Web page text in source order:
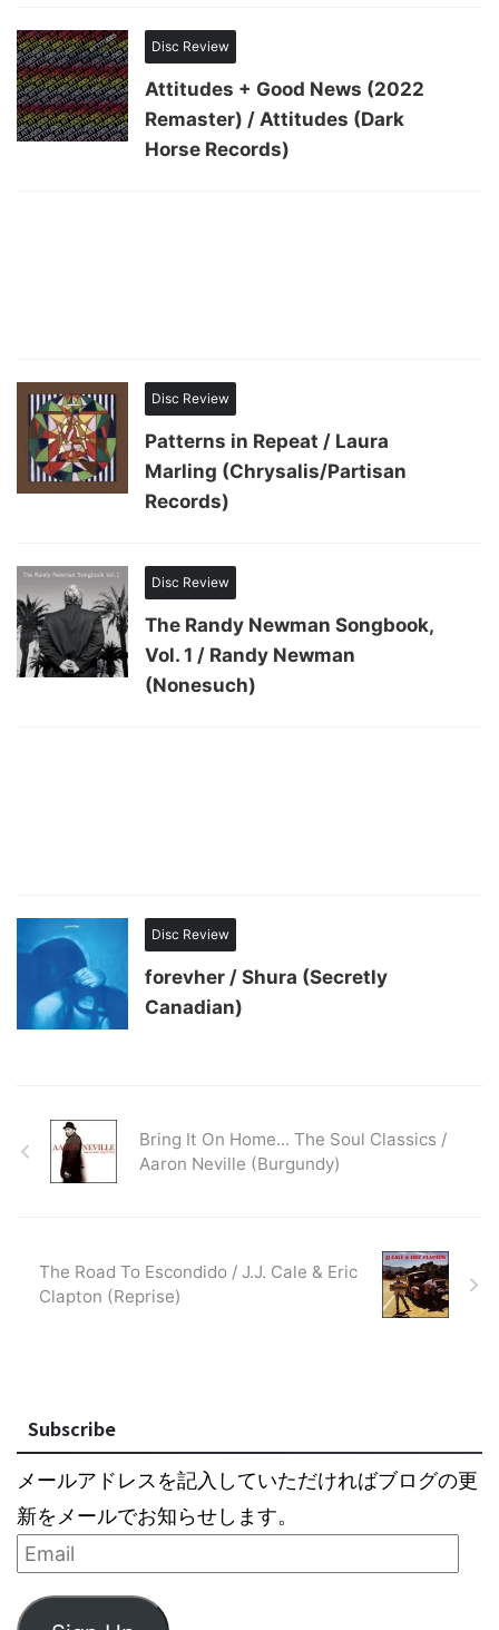
Disc Review
Attitudes + Good News (2022
Remaster) / Attitudes (Dark
Horse Records)
Disc Review
Patterns in Repeat / Laura
Marling (Chrysalis/Partisan
Records)
Disc Review
The Randy Newman Songbook,
Vol. 1 / Randy Newman
(Nonesuch)
Disc Review
forevher / Shura (Secretly
Canadian)
Bring It On Home... The Soul Classics /
Aaron Neville (Burgundy)
The Road To Escondido / J.J. Cale & Eric
Clapton (Reprise)
Subscribe
メールアドレスを記入していただければブログの更
新をメールでお知らせします。